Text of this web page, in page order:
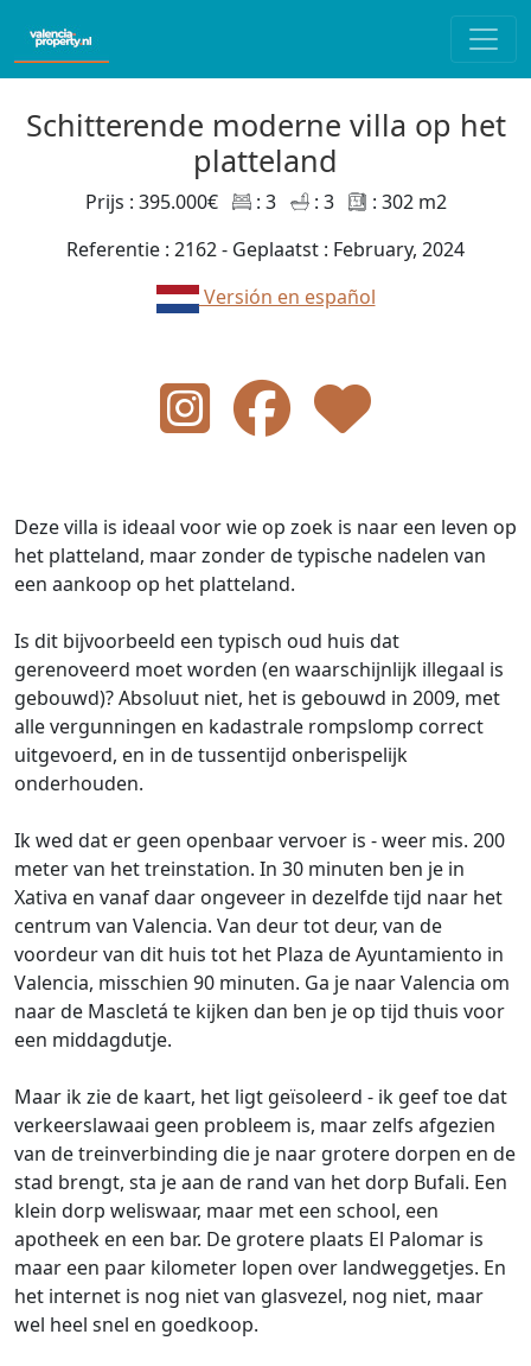
Schitterende moderne villa op het
platteland
Prijs : 395.000€ : 3 : 3
: 302 m2
Referentie : 2162 - Geplaatst : February, 2024
Versión en español
Deze villa is ideaal voor wie op zoek is naar een leven op
het platteland, maar zonder de typische nadelen van
een aankoop op het platteland.
Is dit bijvoorbeeld een typisch oud huis dat
gerenoveerd moet worden (en waarschijnlijk illegaal is
gebouwd)? Absoluut niet, het is gebouwd in 2009, met
alle vergunningen en kadastrale rompslomp correct
uitgevoerd, en in de tussentijd onberispelijk
onderhouden.
Ik wed dat er geen openbaar vervoer is - weer mis. 200
meter van het treinstation. In 30 minuten ben je in
Xativa en vanaf daar ongeveer in dezelfde tijd naar het
centrum van Valencia. Van deur tot deur, van de
voordeur van dit huis tot het Plaza de Ayuntamiento in
Valencia, misschien 90 minuten. Ga je naar Valencia om
naar de Mascletá te kijken dan ben je op tijd thuis voor
een middagdutje.
Maar ik zie de kaart, het ligt geïsoleerd - ik geef toe dat
verkeerslawaai geen probleem is, maar zelfs afgezien
van de treinverbinding die je naar grotere dorpen en de
stad brengt, sta je aan de rand van het dorp Bufali. Een
klein dorp weliswaar, maar met een school, een
apotheek en een bar. De grotere plaats El Palomar is
maar een paar kilometer lopen over landweggetjes. En
het internet is nog niet van glasvezel, nog niet, maar
wel heel snel en goedkoop.